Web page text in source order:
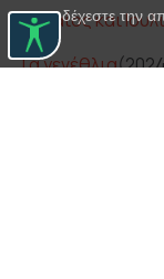
Ρωμαίος και
Τα γενέθλια
αποδέχεστε την